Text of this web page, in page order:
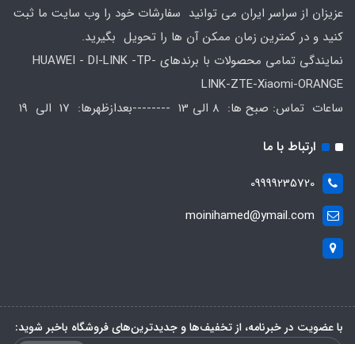
عزیزان از سراسر ایران می توانید سفارشات خود را وب سایت ما ثبت
کنید و در کمترین زمان ممکن آن ها را تحویل بگیرید.
نمایندگی تمامی محصولات با برندهای HUAWEI - DI-LINK -TP-
LINK-ZTE-Xiaomi-ORANGE
ساعات تماس: صبح ها: 8 الی 13 --------بعدازظهرها: 17 الی 19
ارتباط با ما
09999235720
moinihamed@ymail.com
با عضویت در خبرنامه، از تخفیف‌ها و جدیدترین‌های فروشگاه باخبر شوید: